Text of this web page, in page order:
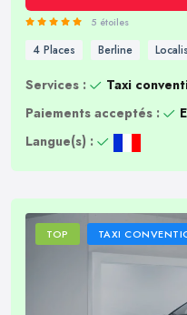
5 étoiles
4 Places Berline
Services :
Taxi
Paiements acceptés :
Langue(s) :
TOP TAXI